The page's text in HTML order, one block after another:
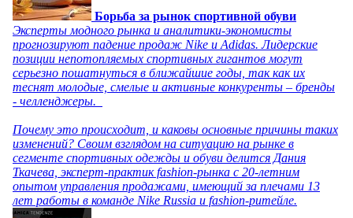
Борьба за рынок спортивной обуви
Эксперты модного рынка и аналитики-экономисты
прогнозируют падение продаж Nike и Adidas. Лидерские
позиции непотопляемых спортивных гигантов могут
серьезно пошатнуться в ближайшие годы, так как их
теснят молодые, смелые и активные конкуренты – бренды
- челленджеры.
Почему это происходит, и каковы основные причины таких
изменений? Своим взглядом на ситуацию на рынке в
сегменте спортивных одежды и обуви делится Дания
Ткачева, эксперт-практик fashion-рынка с 20-летним
опытом управления продажами, имеющий за плечами 13
лет работы в команде Nike Russia и fashion-ритейле.